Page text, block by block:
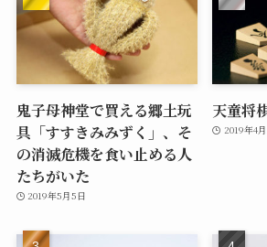
鬼子母神堂で買える郷土玩
具「すすきみみずく」、そ
の消滅危機を食い止める人
たちがいた
2019年5月5日
天童将
2019年4